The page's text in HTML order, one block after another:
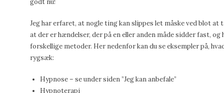
godt nu!
Jeg har erfaret, at nogle ting kan slippes let måske ved blot at
at der er hændelser, der på en eller anden måde sidder fast,
forskellige metoder. Her nedenfor kan du se eksempler på,
rygsæk:
Hypnose – se under siden ”Jeg kan anbefale”
Hypnoterapi